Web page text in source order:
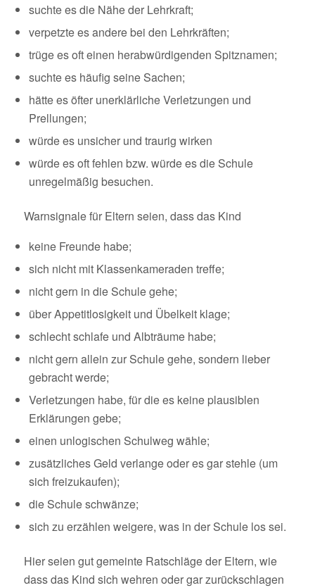
suchte es die Nähe der Lehrkraft;
verpetzte es andere bei den Lehrkräften;
trüge es oft einen herabwürdigenden Spitznamen;
suchte es häufig seine Sachen;
hätte es öfter unerklärliche Verletzungen und
Prellungen;
würde es unsicher und traurig wirken
würde es oft fehlen bzw. würde es die Schule
unregelmäßig besuchen.
Warnsignale für Eltern seien, dass das Kind
keine Freunde habe;
sich nicht mit Klassenkameraden treffe;
nicht gern in die Schule gehe;
über Appetitlosigkeit und Übelkeit klage;
schlecht schlafe und Albträume habe;
nicht gern allein zur Schule gehe, sondern lieber
gebracht werde;
Verletzungen habe, für die es keine plausiblen
Erklärungen gebe;
einen unlogischen Schulweg wähle;
zusätzliches Geld verlange oder es gar stehle (um
sich freizukaufen);
die Schule schwänze;
sich zu erzählen weigere, was in der Schule los sei.
Hier seien gut gemeinte Ratschläge der Eltern, wie
dass das Kind sich wehren oder gar zurückschlagen